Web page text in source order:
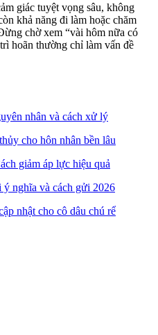
giác tuyệt vọng sâu, không
khả năng đi làm hoặc chăm
chờ xem “vài hôm nữa có
hoãn thường chỉ làm vấn đề
nhân và cách xử lý
cho hôn nhân bền lâu
giảm áp lực hiệu quả
ý nghĩa và cách gửi 2026
nhật cho cô dâu chú rể